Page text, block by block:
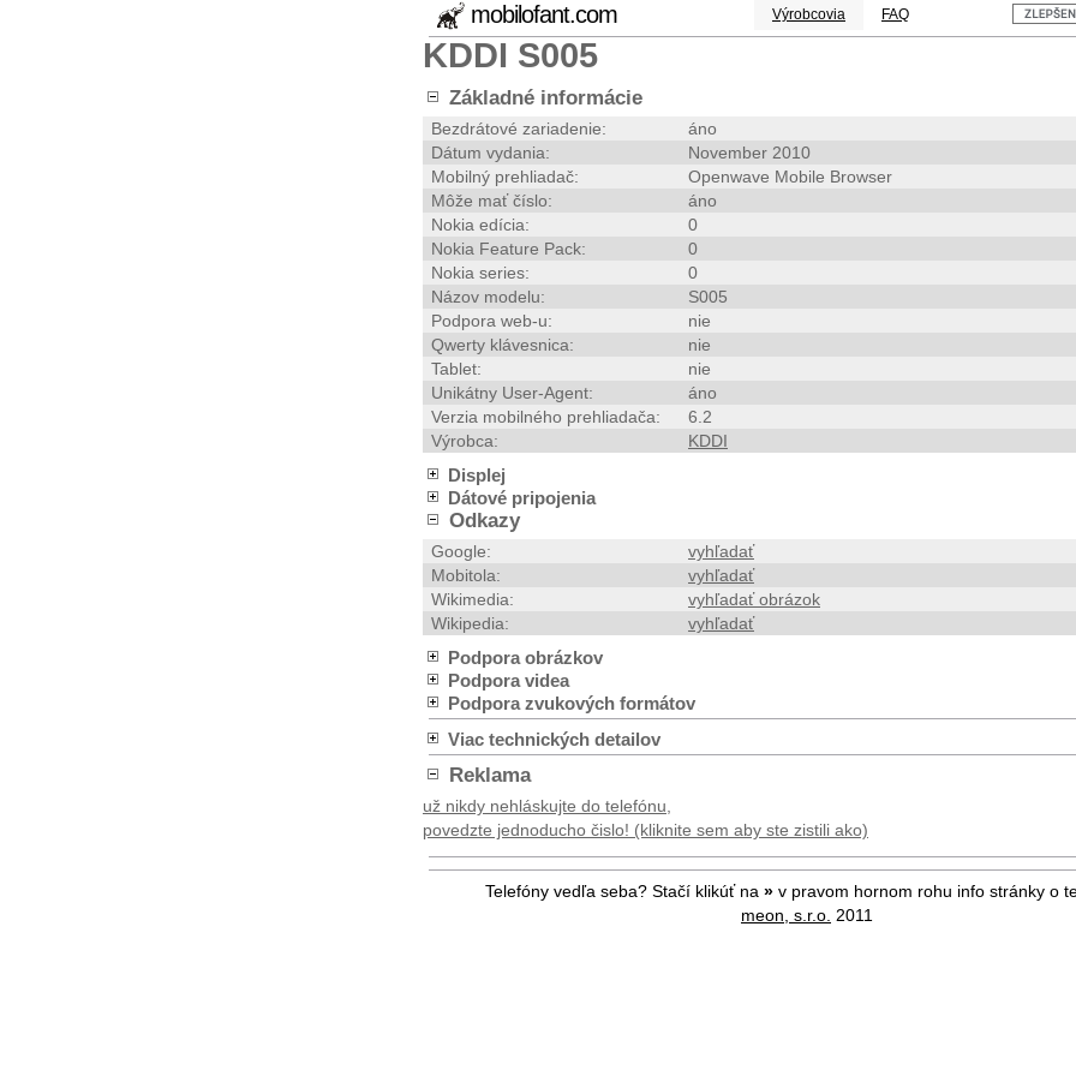
mobilofant.com FAQ
Výrobcovia
KDDI S005
Základné informácie
Bezdrátové zariadenie:
áno
Dátum vydania:
November 2010
Mobilný prehliadač:
Openwave Mobile Browser
Môže mať číslo:
áno
Nokia edícia:
0
Nokia Feature Pack:
0
Nokia series:
0
Názov modelu:
S005
Podpora web-u:
nie
Qwerty klávesnica:
nie
Tablet:
nie
Unikátny User-Agent:
áno
Verzia mobilného prehliadača:
6.2
Výrobca:
KDDI
Displej
Dátové pripojenia
Odkazy
Google:
vyhľadať
Mobitola:
vyhľadať
Wikimedia:
vyhľadať obrázok
Wikipedia:
vyhľadať
Podpora obrázkov
Podpora videa
Podpora zvukových formátov
Viac technických detailov
Reklama
už nikdy nehláskujte do telefónu,
povedzte jednoducho čislo! (kliknite sem aby ste zistili ako)
Telefóny vedľa seba? Stačí klikúť na »v pravom hornom rohu info stránky o
meon, s.r.o. 2011